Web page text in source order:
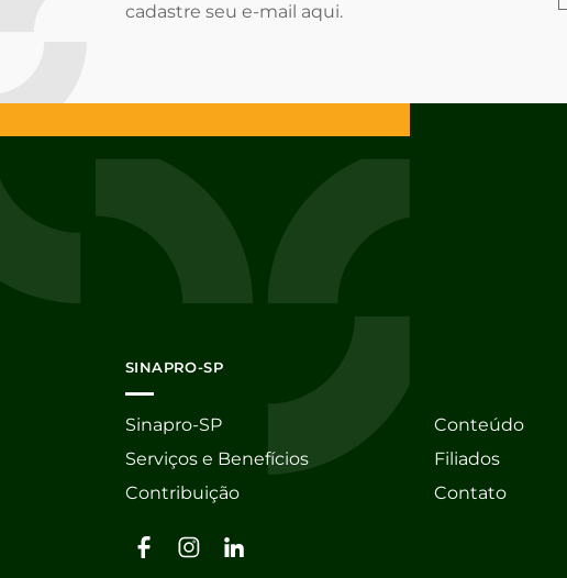
cadastre seu e-mail aqui.
SINAPRO-SP
Sinapro-SP
Serviços e Benefícios
Contribuição
Conteúdo
Filiados
Contato